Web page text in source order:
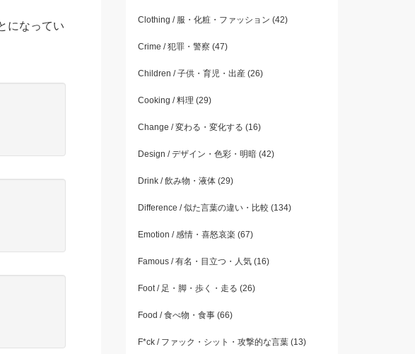
になってい
Clothing / 服・化粧・ファッション (42)
Crime / 犯罪・警察 (47)
Children / 子供・育児・出産(26)
Cooking / 料理 (29)
Change / 変わる・変化する (16)
Design / デザイン・色彩・明暗(42)
Drink / 飲み物・液体(29)
Difference / 似た言葉の違い・比較 (134)
Emotion / 感情・喜怒哀楽 (67)
Famous / 有名・目立つ・人気(16)
Foot / 足・脚・歩く・走る (26)
Food / 食べ物・食事(66)
F*ck / ファック・シット・攻撃的な言葉(13)